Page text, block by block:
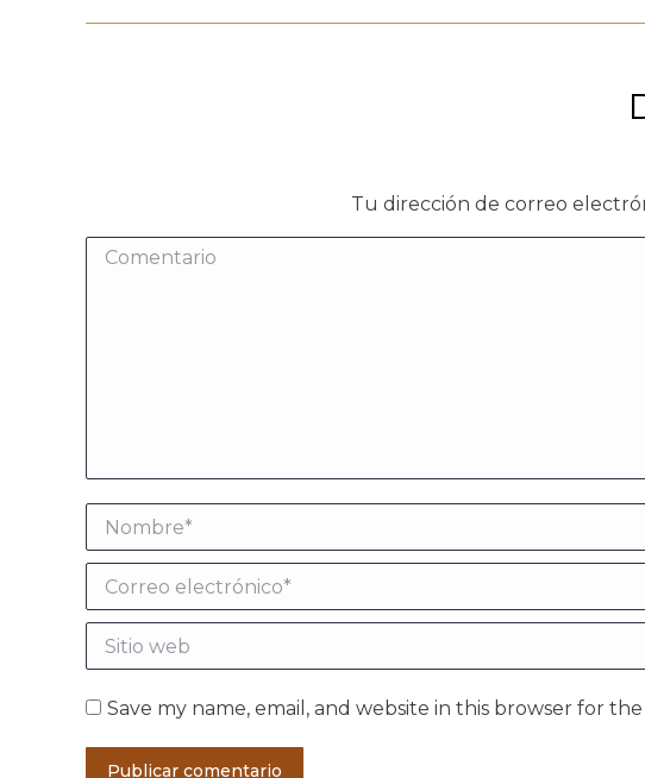
Tu dirección de correo
Comentario
Nombre *
Correo electrónico *
Sitio web
Save my name, email, and website in this browser for
Publicar comentario